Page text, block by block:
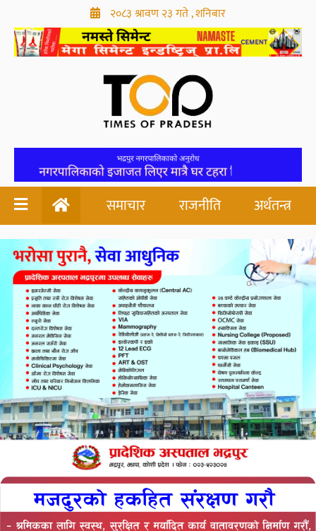
२०८३ श्रावण २३ गते , शनिबार
समाचार राजनीति अर्थतन्त्र